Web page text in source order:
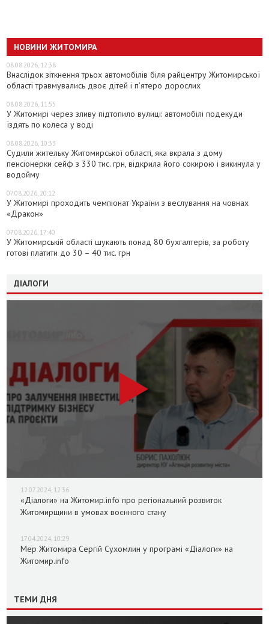
НОВИНИ ЖИТОМИРА
08.08.2026, 12:38
Внаслідок зіткнення трьох автомобілів біля райцентру Житомирської
області травмувались двоє дітей і пʼятеро дорослих
08.08.2026, 11:55
У Житомирі через зливу підтопило вулиці: автомобілі подекуди
їздять по колеса у воді
08.08.2026, 10:33
Судили жительку Житомирської області, яка вкрала з дому
пенсіонерки сейф з 330 тис. грн, відкрила його сокирою і викинула у
водойму
07.08.2026, 20:12
У Житомирі проходить чемпіонат України з веслування на човнах
«Дракон»
07.08.2026, 17:40
У Житомирській області шукають понад 80 бухгалтерів, за роботу
готові платити до 30 – 40 тис. грн
ДІАЛОГИ
12.07.2024, 12:36
«Діалоги» на Житомир.info про регіональний розвиток
Житомирщини в умовах воєнного стану
17.04.2024, 10:29
Мер Житомира Сергій Сухомлин у програмі «Діалоги» на
Житомир.info
ТЕМИ ДНЯ